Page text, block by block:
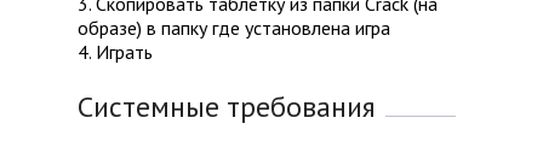
образе) в папку где установлена игра
4. Играть
Системные требования